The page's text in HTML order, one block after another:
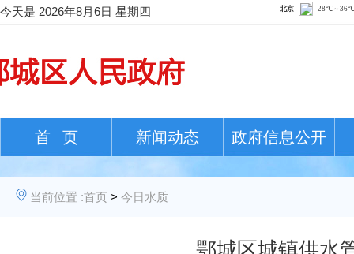
今天是 2026年8月6日 星期四
首 页 新闻动态 政府信息公开
当前位置 :首页 > 今日水质
鄂城区城镇供水